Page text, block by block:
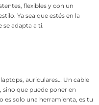
flexibles y con un
Ya sea que estés en la
se adapta a ti.
auriculares… Un cable
sino que puede poner en
es solo una herramienta, es tu